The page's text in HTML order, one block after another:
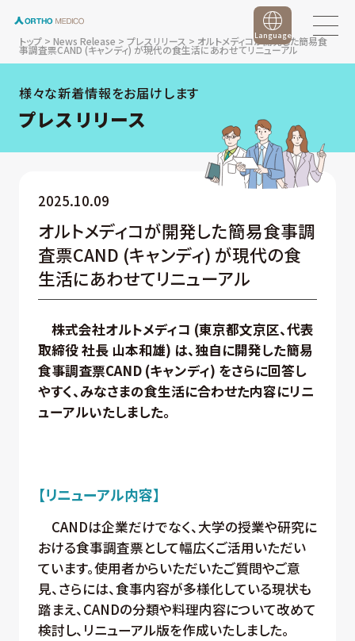
トップ> News Release > プレスリリース > オルトメディコが開発した簡易食
事調査票CAND (キャンディ) が現代の食生活にあわせてリニューアル
Language
様々な新着情報をお届けします
プレスリリース
2025.10.09
オルトメディコが開発した簡易食事調
査票CAND (キャンディ) が現代の食
生活にあわせてリニューアル
株式会社オルトメディコ (東京都文京区、代表
取締役 社長 山本和雄) は、独自に開発した簡易
食事調査票CAND (キャンディ) をさらに回答し
やすく、みなさまの食生活に合わせた内容にリニ
ューアルいたしました。
【リニューアル内容】
CANDは企業だけでなく、大学の授業や研究に
おける食事調査票として幅広くご活用いただい
ています。使用者からいただいたご質問やご意
見、さらには、食事内容が多様化している現状も
踏まえ、CANDの分類や料理内容について改めて
検討し、リニューアル版を作成いたしました。